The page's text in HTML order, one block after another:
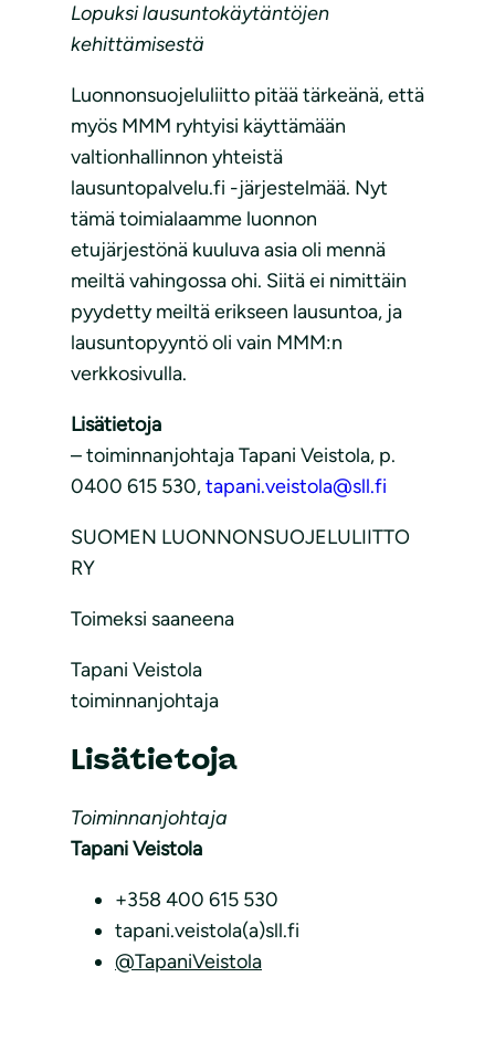
Lopuksi lausuntokäytäntöjen
kehittämisestä
Luonnonsuojeluliitto pitää tärkeänä, että
myös MMM ryhtyisi käyttämään
valtionhallinnon yhteistä
lausuntopalvelu.fi -järjestelmää. Nyt
tämä toimialaamme luonnon
etujärjestönä kuuluva asia oli mennä
meiltä vahingossa ohi. Siitä ei nimittäin
pyydetty meiltä erikseen lausuntoa, ja
lausuntopyyntö oli vain MMM:n
verkkosivulla.
Lisätietoja
– toiminnanjohtaja Tapani Veistola, p.
0400 615 530,tapani.veistola@sll.fi
SUOMEN LUONNONSUOJELULIITTO
RY
Toimeksi saaneena
Tapani Veistola
toiminnanjohtaja
Lisätietoja
Toiminnanjohtaja
Tapani Veistola
+358 400 615 530
tapani.veistola(a)sll.fi
@TapaniVeistola